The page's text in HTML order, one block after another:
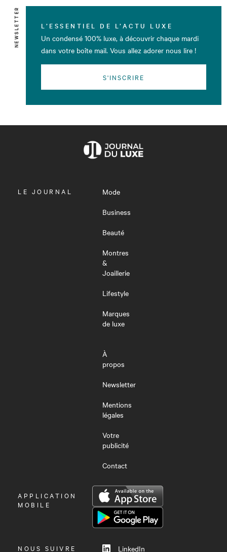
NEWSLETTER L’ESSENTIEL DE L’ACTU LUXE
Un condensé 100% luxe, à découvrir chaque mardi
dans votre boîte mail. Vous allez adorer nous lire !
S'INSCRIRE
OUVRIR
LE JOURNAL
Mode
Business
Beauté
Montres
&
Joaillerie
Lifestyle
Marques
de luxe
À
propos
Newsletter
Mentions
légales
Votre
publicité
Contact
OUVRIR
LE
APPLICATION
MOBILE
NOUS SUIVRE LinkedIn